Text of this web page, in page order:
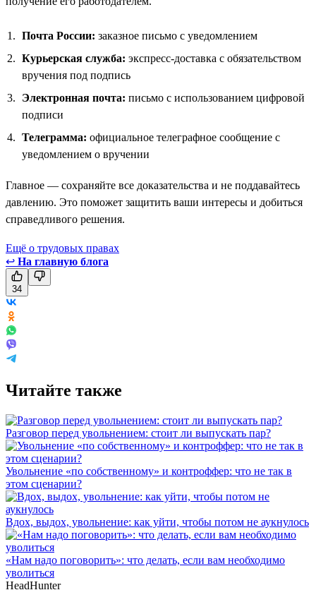
Почта России: заказное письмо с уведомлением
Курьерская служба: экспресс-доставка с обязательством
вручения под подпись
Электронная почта: письмо с использованием цифровой
подписи
Телеграмма: официальное телеграфное сообщение с
уведомлением о вручении
Главное — сохраняйте все доказательства и не поддавайтесь
давлению. Это поможет защитить ваши интересы и добиться
справедливого решения.
Ещё о трудовых правах
↩ На главную блога
34
Читайте также
Разговор перед увольнением: стоит ли выпускать пар?
Увольнение «по собственному» и контроффер: что не так в
этом сценарии?
Вдох, выдох, увольнение: как уйти, чтобы потом не аукнулось
«Нам надо поговорить»: что делать, если вам необходимо
уволиться
HeadHunter